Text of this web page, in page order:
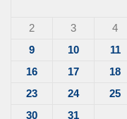
2
3 4
9
10 11
16
17 18
23
24 25
30
31